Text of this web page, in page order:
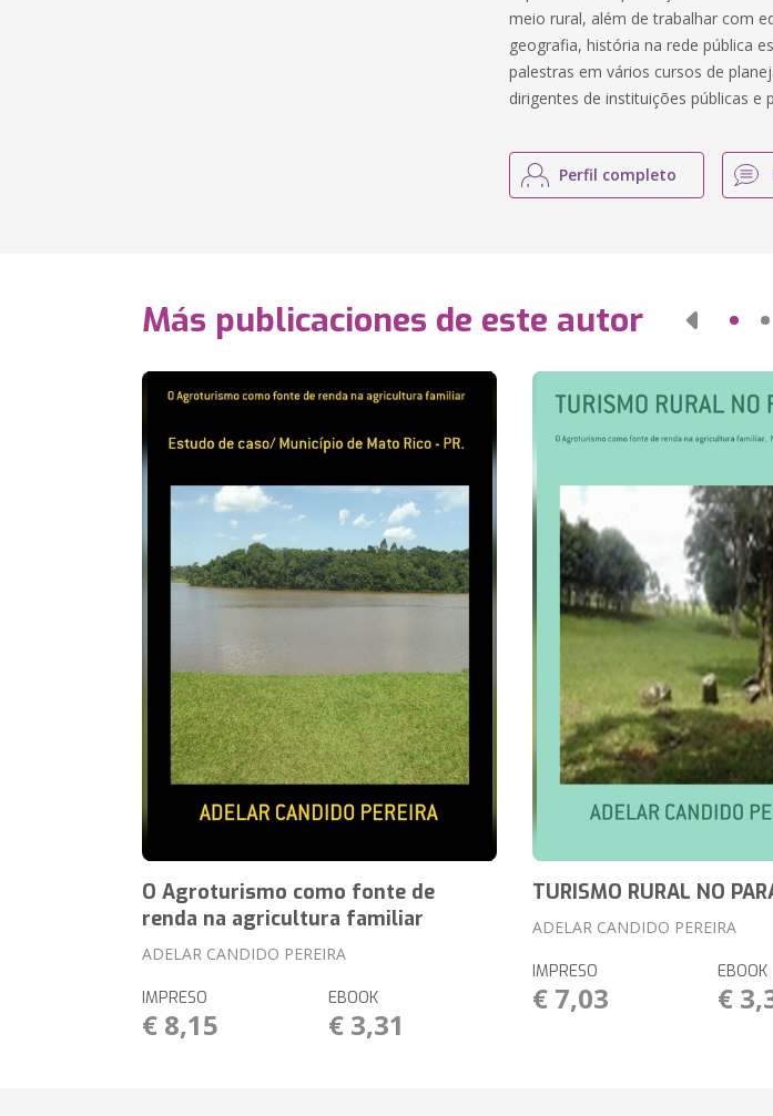
meio rural, além de trabalhar com
geografia, história na rede pública
palestras em vários cursos de
dirigentes de instituições públicas e
Perfil completo
Más publicaciones de este autor
O Agroturismo como fonte de
renda na agricultura familiar
ADELAR CANDIDO PEREIRA
IMPRESO
€ 8,15
EBOOK
€ 3,31
TURISMO RURAL NO
ADELAR CANDIDO PEREIRA
IMPRESO
€ 7,03
EBOOK
€